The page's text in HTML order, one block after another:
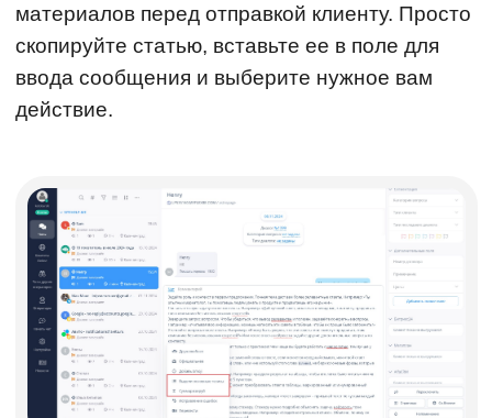
материалов перед отправкой клиенту. Просто
скопируйте статью, вставьте ее в поле для
ввода сообщения и выберите нужное вам
действие.